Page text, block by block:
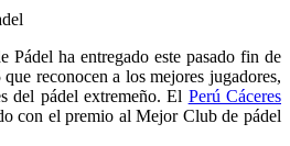
Pádel ha entregado este pasado fin de
reconocen a los mejores jugadores,
del pádel extremeño. El Perú Cáceres
con el premio al Mejor Club de pádel